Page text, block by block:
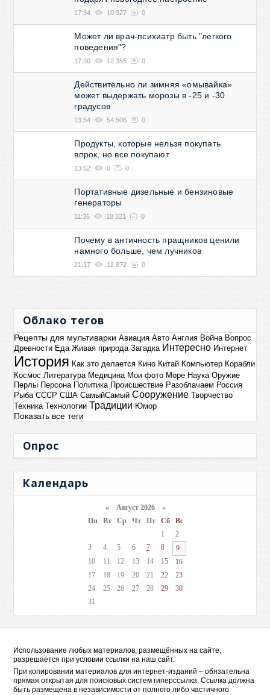
17:34 10 927 0
Может ли врач-психиатр быть "легкого
поведения"?
17:30 12 355 0
Действительно ли зимняя «омывайка»
может выдержать морозы в -25 и -30
градусов
13:54 54 506 0
Продукты, которые нельзя покупать
впрок, но все покупают
13:52 0 0
Портативные дизельные и бензиновые
генераторы
11:36 18 321 0
Почему в античность пращников ценили
намного больше, чем лучников
21:17 12 872 0
Облако тегов
Рецепты для мультиварки Авиация Авто Англия Война Вопрос
Древности Еда Живая природа Загадка Интересно Интернет
История Как это делается Кино Китай Компьютер Корабли
Космос Литература Медицина Мои фото Море Наука Оружие
Перлы Персона Политика Происшествие Разоблачаем Россия
Рыба СССР США СамыйСамый Сооружение Творчество
Техника Технологии Традиции Юмор
Показать все теги
Опрос
Календарь
«Август 2026 »
Пн
Вт Ср Чт Пт Сб
Вс
1
2
3
4 5 6 7 8
9
10
11 12 13 14 15
16
17
18 19 20 21 22
23
24
25 26 27 28 29
30
31
Использование любых материалов, размещённых на сайте,
разрешается при условии ссылки на наш сайт.
При копировании материалов для интернет-изданий – обязательна
прямая открытая для поисковых систем гиперссылка. Ссылка должна
быть размещена в независимости от полного либо частичного